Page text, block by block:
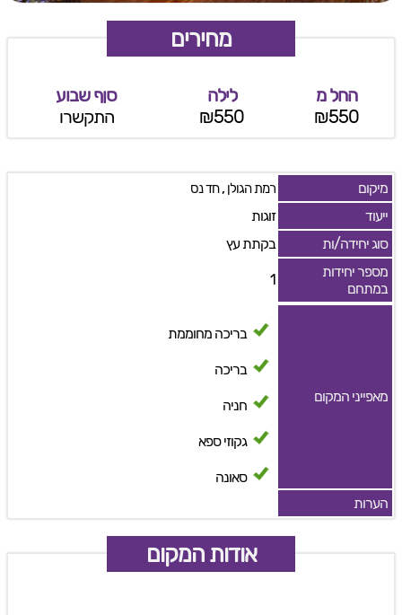
מחירים
החל מ
₪550
לילה
₪550
סןף שבוע
התקשרו
מיקום רמת הגולן,חד נס
ייעוד
זוגות
סוג יחידה/ות
בקתת עץ
מספר יחידות
במתחם
1
מאפייני המקום
בריכה מחוממת
בריכה
חניה
גקוזי ספא
סאונה
הערות
אודות המקום